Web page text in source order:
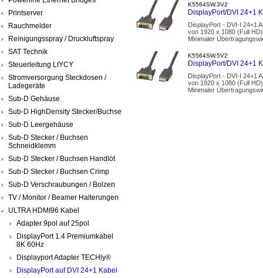
Printserver
Rauchmelder
Reinigungsspray / Druckluftspray
SAT Technik
Steuerleitung LIYCY
Stromversorgung Steckdosen /
Ladegeräte
Sub-D Gehäuse
Sub-D HighDensity Stecker/Buchse
Sub-D Leergehäuse
Sub-D Stecker / Buchsen
Schneidklemm
Sub-D Stecker / Buchsen Handlöt
Sub-D Stecker / Buchsen Crimp
Sub-D Verschraubungen / Bolzen
TV / Monitor / Beamer Halterungen
ULTRA HDMI96 Kabel
Adapter 9pol auf 25pol
DisplayPort 1.4 Premiumkabel
8K 60Hz
Displayport Adapter TECHly®
DisplayPort auf DVI 24+1 Kabel
K5564SW.3V2
DisplayPort/DVI 24+1
DisplayPort - DVI-I 24+1
von 1920 x 1080 (Full
Minimaler
K5564SW.5V2
DisplayPort/DVI 24+1
DisplayPort - DVI-I 24+1
von 1920 x 1080 (Full
Minimaler